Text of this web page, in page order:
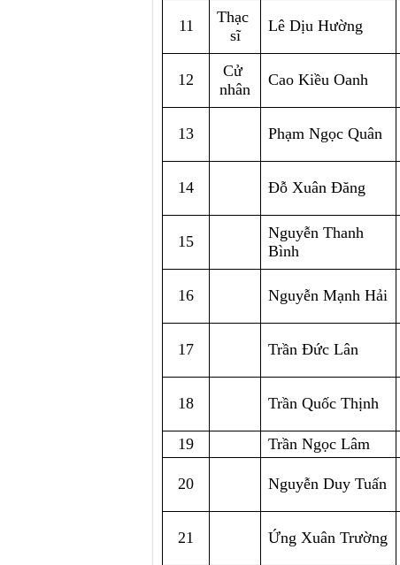
11
Thạc
sĩ
Lê Dịu Hường
12
Cử
nhân
Cao Kiều Oanh
13 Phạm Ngọc Quân
14 Đỗ Xuân Đăng
15
Nguyễn Thanh
Bình
16 Nguyễn Mạnh Hải
17 Trần Đức Lân
18 Trần Quốc Thịnh
19 Trần Ngọc Lâm
20 Nguyễn Duy Tuấn
21 Ứng Xuân Trường